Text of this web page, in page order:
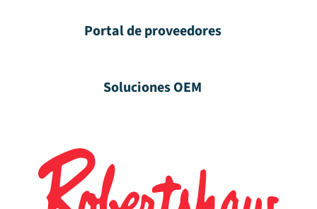
Portal de proveedores
Soluciones OEM